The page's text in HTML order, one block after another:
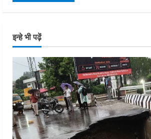
इन्हे भी पढ़ें